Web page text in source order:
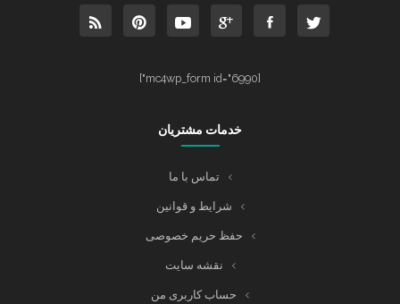
[mc4wp_form id="6990"]
خدمات مشتریان
تماس با ما
شرایط و قوانین
حفظ حریم خصوصی
نقشه سایت
حساب کاربری من